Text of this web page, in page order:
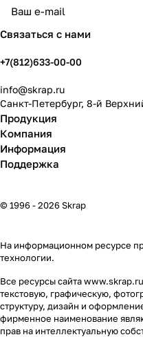
Связаться с нами
+7(812)633-00-00
info@skrap.ru
Санкт-Петербург, 8-й
Продукция
Компания
Информация
Поддержка
© 1996 - 2026 Skrap
На информационном ресурсе
технологии.
Все ресурсы сайта
текстовую, графическую,
структуру, дизайн и
фирменное наименование
прав на интеллектуальную